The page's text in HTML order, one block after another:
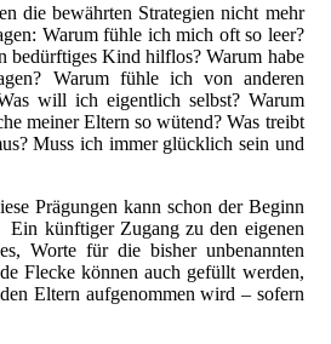
die bewährten Strategien nicht mehr
Warum fühle ich mich oft so leer?
bedürftiges Kind hilflos? Warum habe
Warum fühle ich von anderen
will ich eigentlich selbst? Warum
meiner Eltern so wütend? Was treibt
Muss ich immer glücklich sein und
Prägungen kann schon der Beginn
Ein künftiger Zugang zu den eigenen
Worte für die bisher unbenannten
Flecke können auch gefüllt werden,
Eltern aufgenommen wird – sofern